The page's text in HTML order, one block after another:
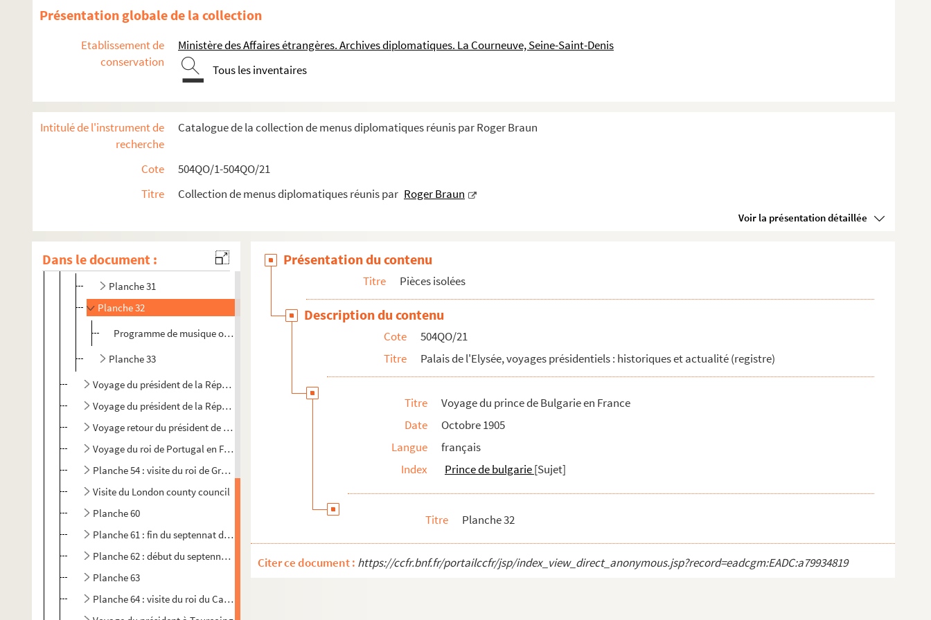
Présentation globale de la collection
Etablissement de
conservation
Ministère des Affaires étrangères. Archives diplomatiques. La Courneuve, Seine-Saint-Denis
Tous les inventaires
Intitulé de l'instrument de
recherche
Catalogue de la collection de menus diplomatiques réunis par Roger Braun
Cote
504QO/1-504QO/21
Titre
Collection de menus diplomatiques réunis par Roger Braun
Voir la présentation détaillée
Dans le document :
Planche 2
Planche 3
Planche 4
Planche 6 : retour de Port-Arthur du général Stassel
Visite du roi d'Espagne
Séjour à Paris des marins anglais
Congrès international de la tubercolose à Paris
Voyage du prince de Bulgarie en France
Planche 31
Planche 32
Programme de musique offert à la présidence de la République
Planche 33
Voyage du président de la République en Espagne
Voyage du président de la République au Portugal
Voyage retour du président de la République
Voyage du roi de Portugal en France
Planche 54 : visite du roi de Grèce en France
Visite du London county council
Planche 60
Planche 61 : fin du septennat d'Emile Loubet
Planche 62 : début du septennat d'Armand Fallières
Planche 63
Planche 64 : visite du roi du Cambodge
Présentation du contenu
Titre Pièces isolées
Description du contenu
Cote
504QO/21
Titre
Palais de l'Elysée, voyages présidentiels : historiques et actualité (registre)
Titre
Voyage du prince de Bulgarie en France
Date
Octobre 1905
Langue
français
Index
Prince de bulgarie[Sujet]
Titre Planche 32
Citer ce document : https://ccfr.bnf.fr/portailccfr/jsp/index_view_direct_anonymous.jsp?record=eadcgm:EADC:a79934819